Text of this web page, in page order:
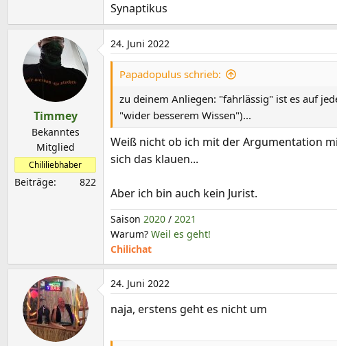
Synaptikus
Timmey
Bekanntes
Mitglied
Chililiebhaber
Beiträge 822
24. Juni 2022
Papadopulus schrieb:
zu deinem Anliegen: "fahrlässig" ist es auf
"wider besserem Wissen")...
Weiß nicht ob ich mit der Argumentation
sich das klauen...
Aber ich bin auch kein Jurist.
Saison 2020 / 2021
Warum? Weil es geht!
Chilichat
24. Juni 2022
naja, erstens geht es nicht um